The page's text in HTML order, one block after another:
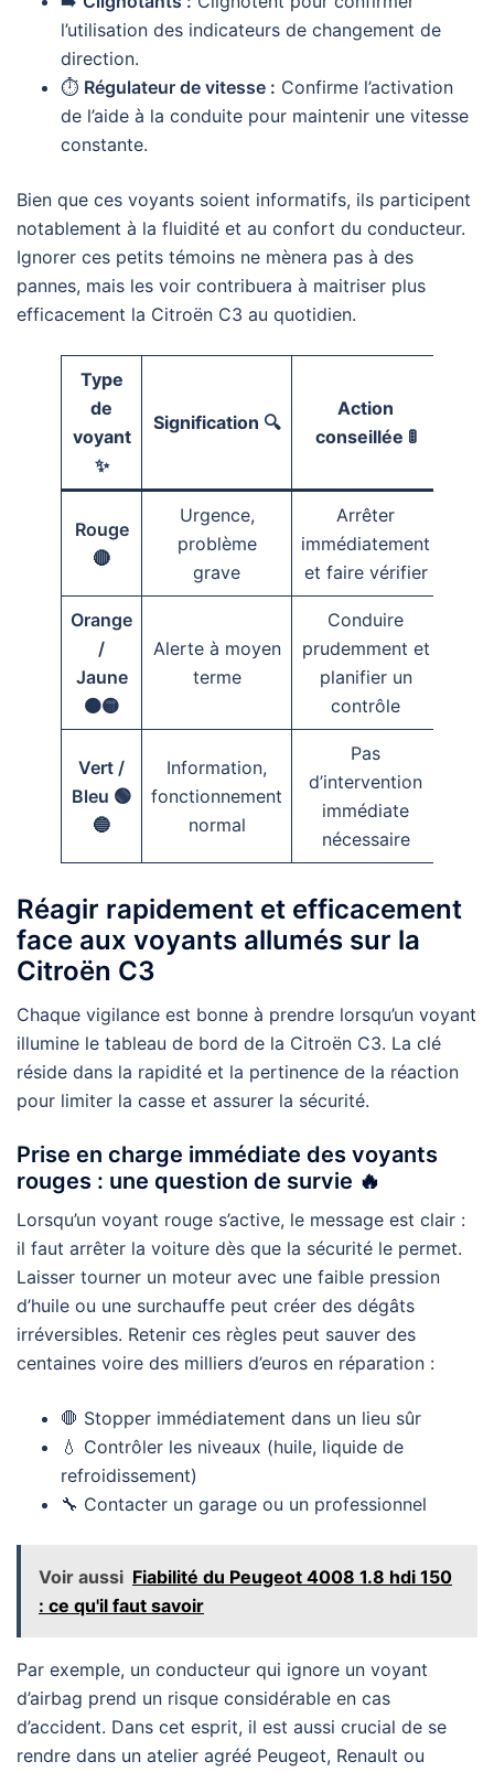
l’utilisation des indicateurs de changement de
direction.
⏱️ Régulateur de vitesse : Confirme l’activation
de l’aide à la conduite pour maintenir une vitesse
constante.
Bien que ces voyants soient informatifs, ils participent
notablement à la fluidité et au confort du conducteur.
Ignorer ces petits témoins ne mènera pas à des
pannes, mais les voir contribuera à maitriser plus
efficacement la Citroën C3 au quotidien.
Type
de
voyant
✨
Signification 🔍
Action
conseillée 🚦
Rouge
🔴
Urgence,
problème
grave
Arrêter
immédiatement
et faire vérifier
Orange
/
Jaune
🟠🟡
Alerte à moyen
terme
Conduire
prudemment et
planifier un
contrôle
Vert /
Bleu 🟢
🔵
Information,
fonctionnement
normal
Pas
d’intervention
immédiate
nécessaire
Réagir rapidement et efficacement
face aux voyants allumés sur la
Citroën C3
Chaque vigilance est bonne à prendre lorsqu’un voyant
illumine le tableau de bord de la Citroën C3. La clé
réside dans la rapidité et la pertinence de la réaction
pour limiter la casse et assurer la sécurité.
Prise en charge immédiate des voyants
rouges : une question de survie 🔥
Lorsqu’un voyant rouge s’active, le message est clair :
il faut arrêter la voiture dès que la sécurité le permet.
Laisser tourner un moteur avec une faible pression
d’huile ou une surchauffe peut créer des dégâts
irréversibles. Retenir ces règles peut sauver des
centaines voire des milliers d’euros en réparation :
🛑 Stopper immédiatement dans un lieu sûr
💧 Contrôler les niveaux (huile, liquide de
refroidissement)
🔧 Contacter un garage ou un professionnel
Voir aussi Fiabilité du Peugeot 4008 1.8 hdi 150
: ce qu'il faut savoir
Par exemple, un conducteur qui ignore un voyant
d’airbag prend un risque considérable en cas
d’accident. Dans cet esprit, il est aussi crucial de se
rendre dans un atelier agréé Peugeot, Renault ou